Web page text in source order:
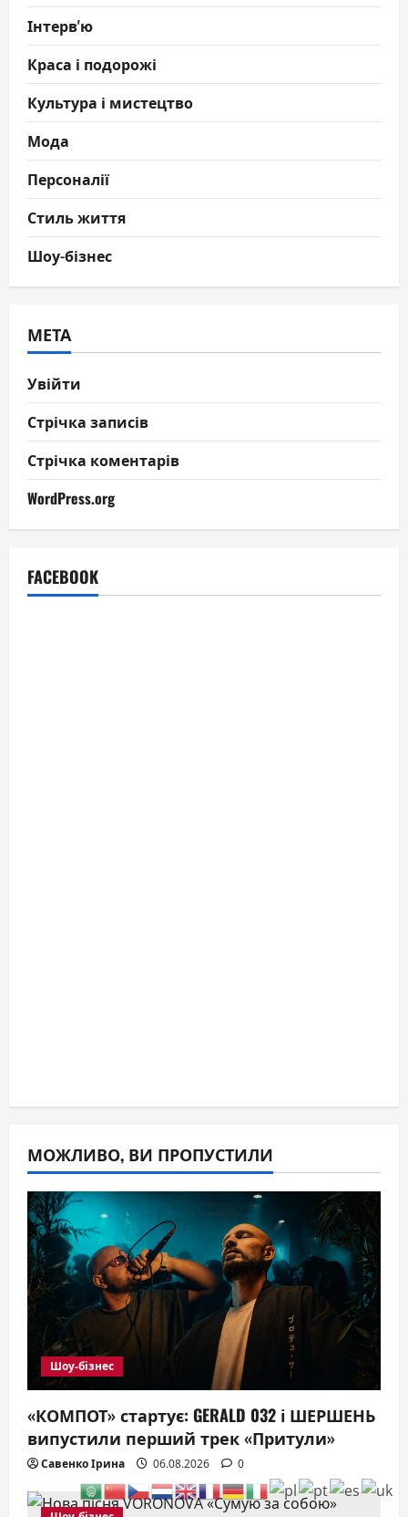
Інтерв'ю
Краса і подорожі
Культура і мистецтво
Мода
Персоналії
Стиль життя
Шоу-бізнес
МЕТА
Увійти
Стрічка записів
Стрічка коментарів
WordPress.org
FACEBOOK
МОЖЛИВО, ВИ ПРОПУСТИЛИ
Шоу-бізнес
«КОМПОТ» стартує: GERALD 032 і ШЕРШЕНЬ
випустили перший трек «Притули»
Савенко Ірина 06.08.2026 0